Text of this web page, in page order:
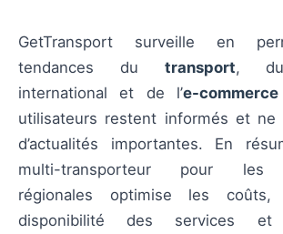
GetTransport surveille en
tendances du transport,
international et de l’e-commerce
utilisateurs restent informés et ne
d’actualités importantes. En
multi-transporteur pour les
régionales optimise les coûts,
disponibilité des services